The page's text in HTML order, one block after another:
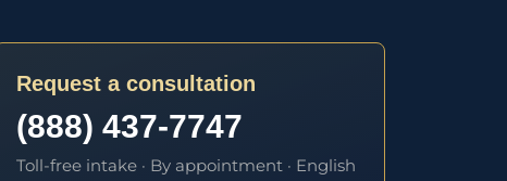
Request a consultation
(888) 437-7747
Toll-free intake · By appointment · English